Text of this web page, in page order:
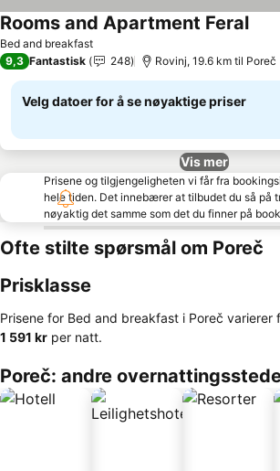
Bed and breakfast
Rooms and Apartment FeralSe
9,3 Fantastisk 248 Rovinj, 19.6 km til Poreč
Velg datoer for å se nøyaktige priser
Vis mer
Prisene og tilgjengeligheten vi får fra
hele tiden. Det innebærer at tilbudet du så på
nøyaktig det samme som det du finner på
Ofte stilte spørsmål om Poreč
Prisklasse
Prisene for Bed and breakfast i Poreč varierer
‎1 591 kr per natt.
Poreč: andre